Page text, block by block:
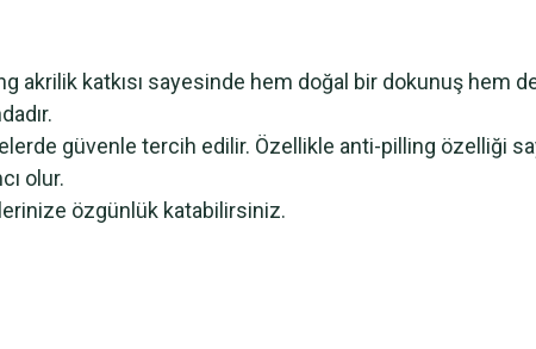
katkısı sayesinde hem doğal bir dokunuş hem
güvenle tercih edilir. Özellikle anti-pilling özelliği
olur.
özgünlük katabilirsiniz.